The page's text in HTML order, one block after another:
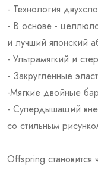
- Технология
- В основе -
и лучший японский
- Ультрамягкий и
- Закругленные
-Мягкие двойные
- Супердышащий
со стильным
Offspring